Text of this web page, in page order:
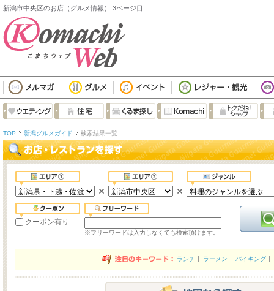
新潟市中央区のお店（グルメ情報） 3ページ目
TOP 新潟グルメガイド 検索結果一覧
クーポン有り
※フリーワードは入力しなくても検索頂けます。
ランチ ラーメン バイキング